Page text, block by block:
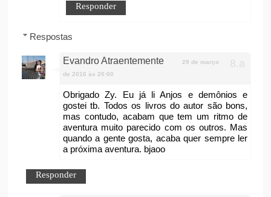
Responder
Respostas
Evandro Atraentemente
29 de março
de 2016 às 20:00
Obrigado Zy. Eu já li Anjos e demônios e
gostei tb. Todos os livros do autor são bons,
mas contudo, acabam que tem um ritmo de
aventura muito parecido com os outros. Mas
quando a gente gosta, acaba quer sempre ler
a próxima aventura. bjaoo
Responder